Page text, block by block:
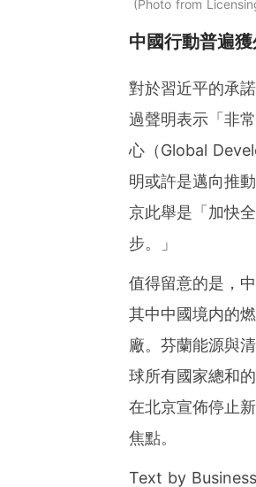
Photo from
中國行動普遍
對於習近平的承
過聲明表示「非
心（Global
明或許是邁向推
京此舉是「加快
步。」
值得留意的是，
其中中國境内的
廠。芬蘭能源與
球所有國家總和
在北京宣佈停止
焦點。
Text by